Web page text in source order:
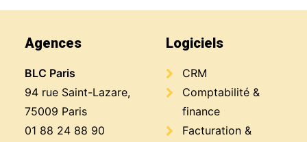
Agences
BLC Paris
94 rue Saint-Lazare,
75009 Paris
01 88 24 88 90
Logiciels
CRM
Comptabilité &
finance
Facturation &